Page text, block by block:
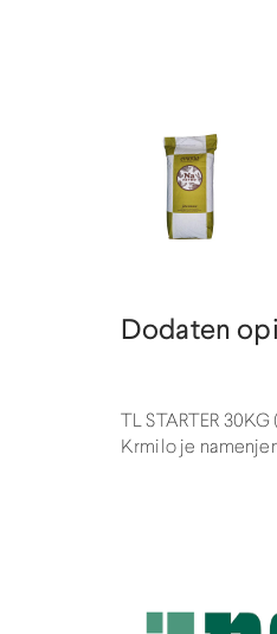
Dodaten
TL STARTER 30KG
Krmilo je